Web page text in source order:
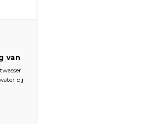
van
bij
kunnen
afvoer